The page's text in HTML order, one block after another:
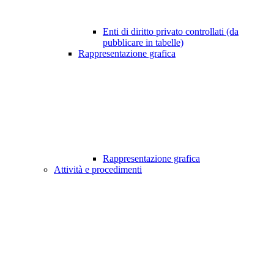
Enti di diritto privato controllati (da
pubblicare in tabelle)
Rappresentazione grafica
Rappresentazione grafica
Attività e procedimenti